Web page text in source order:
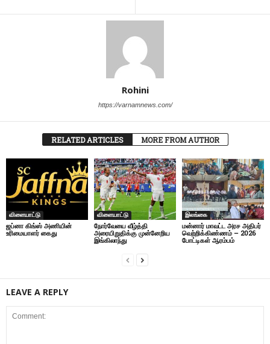
Rohini
https://varnamnews.com/
RELATED ARTICLES MORE FROM AUTHOR
விளையா‌ட்டு
ஜப்னா கிங்ஸ் அணியின்
உரிமையாளர் கைது
விளையா‌ட்டு
நோர்வேயை வீழ்த்தி
அரையிறுதிக்கு முன்னேறிய
இங்கிலாந்து
இலங்கை
மன்னார் மாவட்ட அரச அதிபர்
வெற்றிக்கிண்ணம் – 2026
போட்டிகள் ஆரம்பம்
LEAVE A REPLY